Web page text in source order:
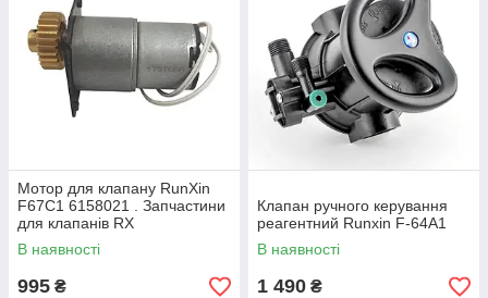
Мотор для клапану RunXin
F67C1 6158021 . Запчастини
для клапанів RX
В наявності
995 ₴
Клапан ручного керування
реагентний Runxin F-64A1
В наявності
1 490 ₴